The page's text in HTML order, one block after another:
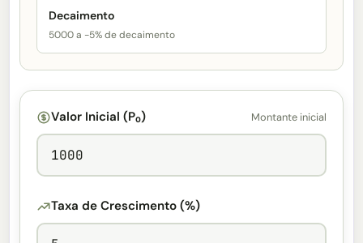
Decaimento
5000 a -5% de decaimento
Valor Inicial (P₀) Montante inicial
Taxa de Crescimento (%)